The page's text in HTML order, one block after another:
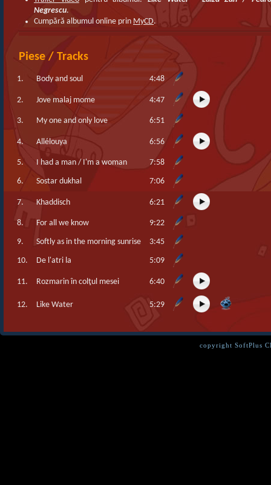
Negrescu.
Cumpără albumul online prin MyCD.
Piese / Tracks
1. Body and soul 4:48
2. Jove malaj mome 4:47
3. My one and only love 6:51
4. Allélouya 6:56
5. I had a man / I'm a woman 7:58
6. Sostar dukhal 7:06
7. Khaddisch 6:21
8. For all we know 9:22
9. Softly as in the morning sunrise 3:45
10. De l'atri la 5:09
11. Rozmarin în colţul mesei 6:40
12. Like Water 5:29
copyright SoftPlus